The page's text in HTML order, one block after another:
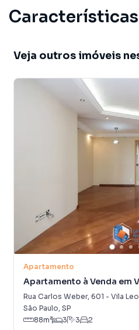
Veja outros imóveis
Apartamento
Apartamento à Venda em
Rua Carlos Weber, 601 - Vila
São Paulo, SP
88m² 3 3 2